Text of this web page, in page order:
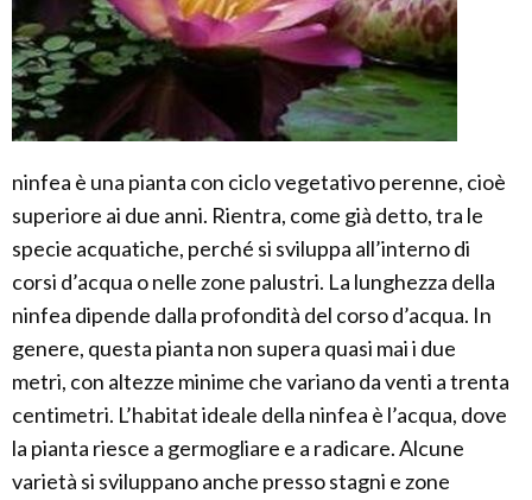
ninfea è una pianta con ciclo vegetativo perenne, cioè
superiore ai due anni. Rientra, come già detto, tra le
specie acquatiche, perché si sviluppa all’interno di
corsi d’acqua o nelle zone palustri. La lunghezza della
ninfea dipende dalla profondità del corso d’acqua. In
genere, questa pianta non supera quasi mai i due
metri, con altezze minime che variano da venti a trenta
centimetri. L’habitat ideale della ninfea è l’acqua, dove
la pianta riesce a germogliare e a radicare. Alcune
varietà si sviluppano anche presso stagni e zone